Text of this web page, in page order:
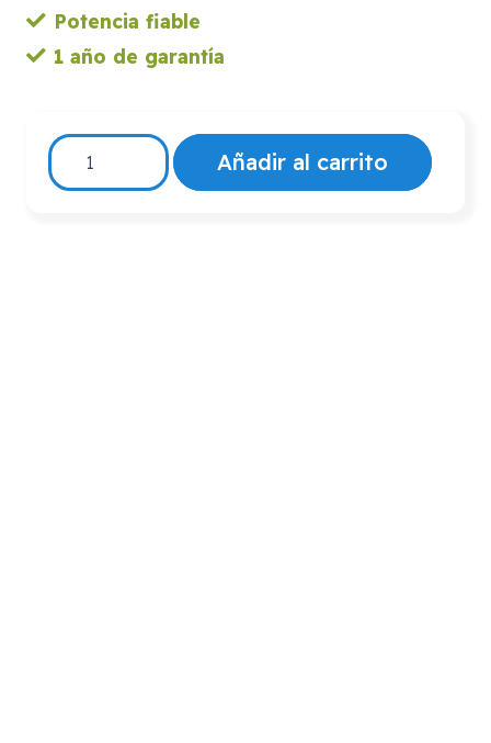
Potencia fiable
1 año de garantía
12
Voltios
Añadir al carrito